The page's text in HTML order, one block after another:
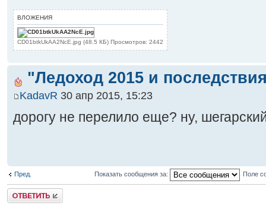
ВЛОЖЕНИЯ
CD01btkUkAA2NcE.jpg (48.5 КБ) Просмотров: 2442
"Ледоход 2015 и
KadavR 30 апр 2015, 15:23
дорогу не перелило еще? ну,
Пред. Показать сообщения за: Поле
Ответить